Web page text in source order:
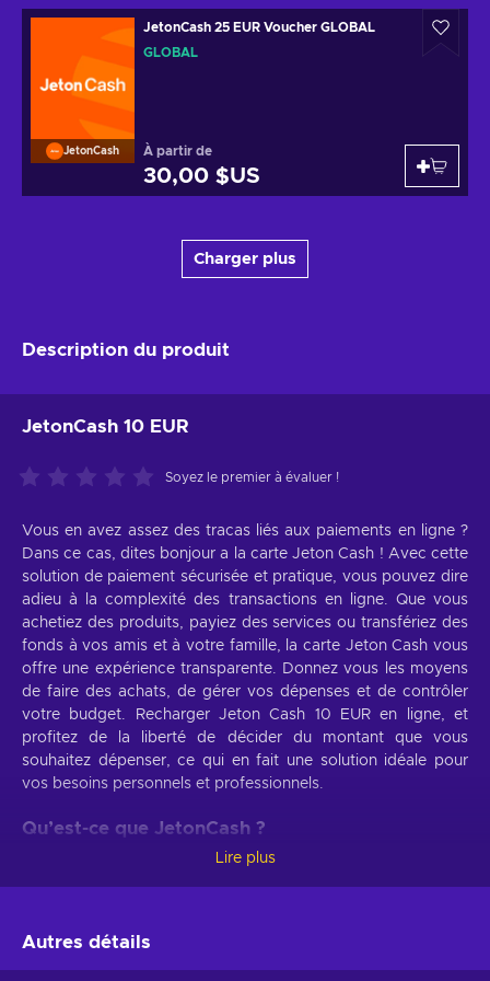
JetonCash
JetonCash 25 EUR Voucher GLOBAL
GLOBAL
À partir de
30,00 $US
Charger plus
Description du produit
JetonCash 10 EUR
Soyez le premier à évaluer !
Vous en avez assez des tracas liés aux paiements en ligne ?
Dans ce cas, dites bonjour a la carte Jeton Cash ! Avec cette
solution de paiement sécurisée et pratique, vous pouvez dire
adieu à la complexité des transactions en ligne. Que vous
achetiez des produits, payiez des services ou transfériez des
fonds à vos amis et à votre famille, la carte Jeton Cash vous
offre une expérience transparente. Donnez vous les moyens
de faire des achats, de gérer vos dépenses et de contrôler
votre budget. Recharger Jeton Cash 10 EUR en ligne, et
profitez de la liberté de décider du montant que vous
souhaitez dépenser, ce qui en fait une solution idéale pour
vos besoins personnels et professionnels.
Qu’est-ce que JetonCash ?
JetonCash est une solution de paiement numérique simple
d'utilisation qui rend les transactions en ligne sûres et
complexité des services bancaires traditionnels et profitez de
Lire plus
Autres détails